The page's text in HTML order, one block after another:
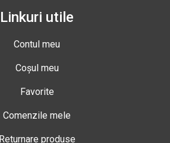
Linkuri utile
Contul meu
Coșul meu
Favorite
Comenzile mele
Returnare produse